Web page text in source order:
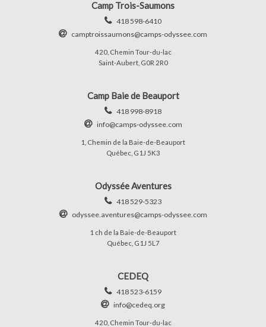
Camp Trois-Saumons
418 598-6410
camptroissaumons@camps-odyssee.com
420, Chemin Tour-du-lac
Saint-Aubert, G0R 2R0
Camp Baie de Beauport
418 998-8918
info@camps-odyssee.com
1, Chemin de la Baie-de-Beauport
Québec, G1J 5K3
Odyssée Aventures
418 529-5323
odyssee.aventures@camps-odyssee.com
1 ch de la Baie-de-Beauport
Québec, G1J 5L7
CEDEQ
418 523-6159
info@cedeq.org
420, Chemin Tour-du-lac